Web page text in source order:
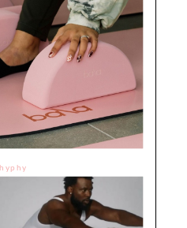
hyphy